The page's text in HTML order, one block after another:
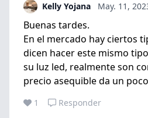
Kelly Yojana May. 11,
Buenas tardes.
En el mercado hay ciertos
dicen hacer este mismo
su luz led, realmente son
precio asequible da un
1 Responder